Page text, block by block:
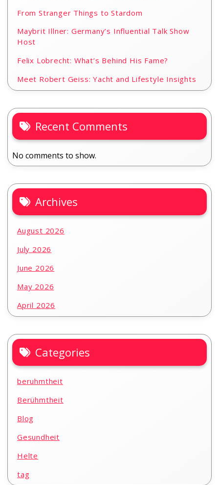
From Stranger Things to Stardom
Maybrit Illner: Germany’s Influential Talk Show
Host
Felix Lobrecht: What’s Behind His Fame?
Meet Robert Geiss: Yacht and Lifestyle Insights
Recent Comments
No comments to show.
Archives
August 2026
July 2026
June 2026
May 2026
April 2026
Categories
beruhmtheit
Berühmtheit
Blog
Gesundheit
Helte
tag